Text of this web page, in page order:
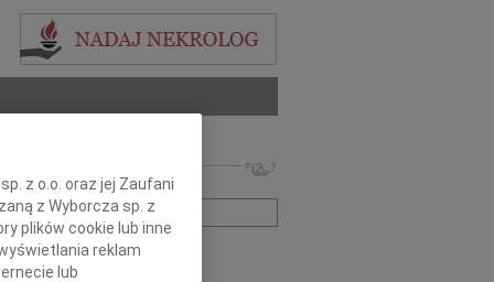
lub numer ogłoszenia:
+ szukanie zaawansowane
z o.o. oraz jej Zaufani
z Wyborcza sp. z
plików cookie lub inne
reklam
lub